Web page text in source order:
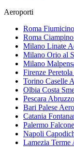
Aeroporti
Roma Fiumicino
Roma Ciampino
Milano Linate
Milano Orio al
Milano
Firenze
Torino Caselle
Olbia Costa
Pescara Abruzzo
Bari Palese
Catania
Palermo
Napoli
Lamezia Terme